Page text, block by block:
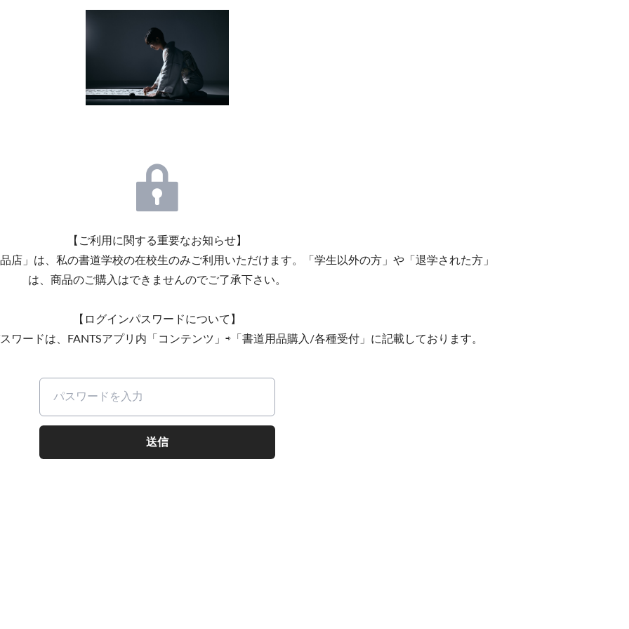
【ご利用に関する重要なお知らせ】
店」は、私の書道学校の在校生のみご利用いただけます。「学生以外の方」や「退学された方」
は、商品のご購入はできませんのでご了承下さい。
【ログインパスワードについて】
ワードは、FANTSアプリ内「コンテンツ」⇨「書道用品購入/各種受付」に記載しております。